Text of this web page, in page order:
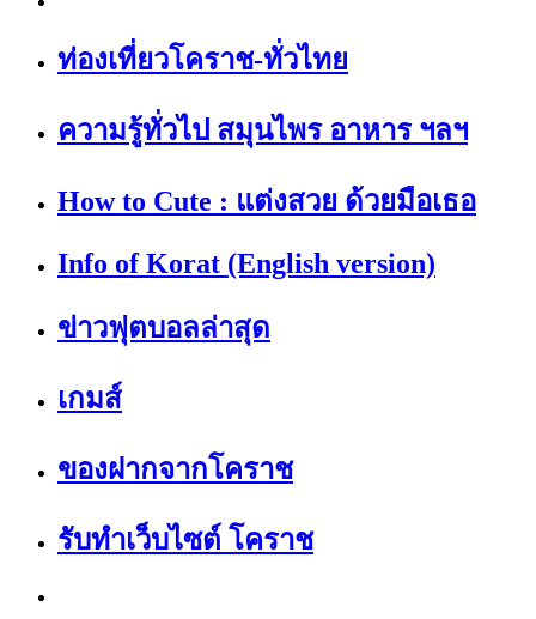
ท่องเที่ยวโคราช-ทั่วไทย
ความรู้ทั่วไป สมุนไพร อาหาร ฯลฯ
How to Cute : แต่งสวย ด้วยมือเธอ
Info of Korat (English version)
ข่าวฟุตบอลล่าสุด
เกมส์
ของฝากจากโคราช
รับทำเว็บไซต์ โคราช